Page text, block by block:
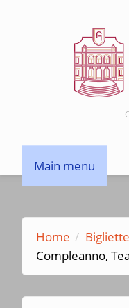
Main menu
Home
Compleanno,